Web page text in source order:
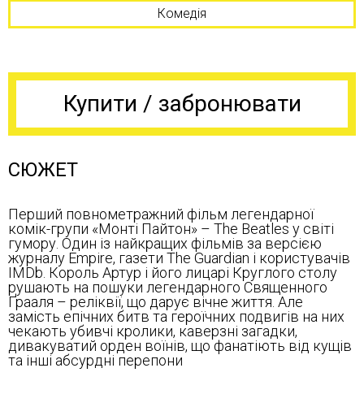
Комедія
Купити / забронювати
СЮЖЕТ
Перший повнометражний фільм легендарної
комік-групи «Монті Пайтон» – The Beatles у світі
гумору. Один із найкращих фільмів за версією
журналу Empire, газети The Guardian і користувачів
IMDb. Король Артур і його лицарі Круглого столу
рушають на пошуки легендарного Священного
Ґрааля – реліквії, що дарує вічне життя. Але
замість епічних битв та героїчних подвигів на них
чекають убивчі кролики, каверзні загадки,
дивакуватий орден воїнів, що фанатіють від кущів
та інші абсурдні перепони